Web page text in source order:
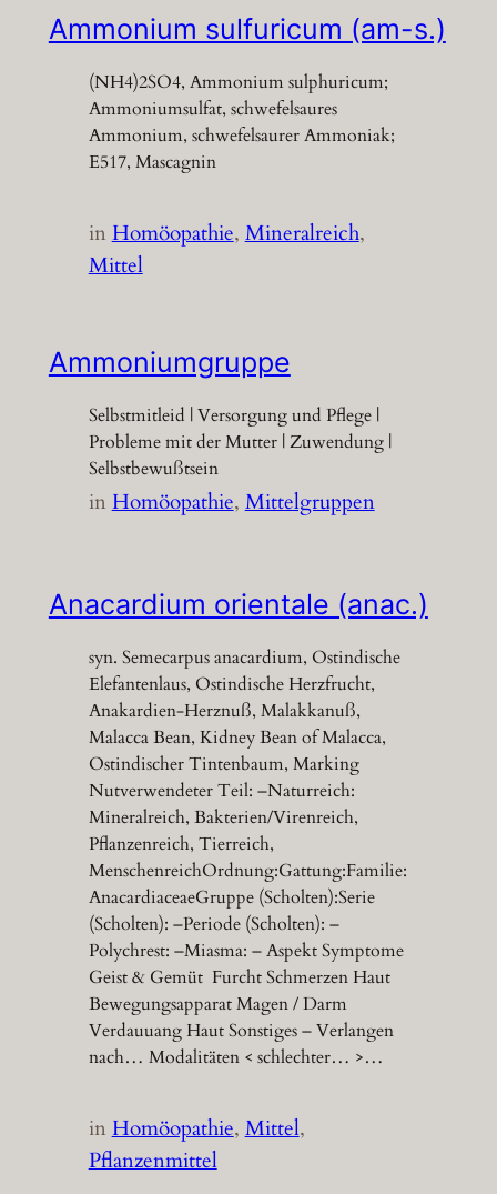
Ammonium sulfuricum (am-s.)
(NH4)2SO4, Ammonium sulphuricum;
Ammoniumsulfat, schwefelsaures
Ammonium, schwefelsaurer Ammoniak;
E517, Mascagnin
inHomöopathie, Mineralreich
Mittel
Ammoniumgruppe
Selbstmitleid | Versorgung und Pflege |
Probleme mit der Mutter | Zuwendung |
Selbstbewußtsein
inHomöopathie, Mittelgruppen
Anacardium orientale (anac.)
syn. Semecarpus anacardium, Ostindische
Elefantenlaus, Ostindische Herzfrucht,
Anakardien-Herznuß, Malakkanuß,
Malacca Bean, Kidney Bean of Malacca,
Ostindischer Tintenbaum, Marking
Nutverwendeter Teil: –Naturreich:
Mineralreich, Bakterien/Virenreich,
Pflanzenreich, Tierreich,
MenschenreichOrdnung:Gattung:Familie:
AnacardiaceaeGruppe (Scholten):Serie
(Scholten): –Periode (Scholten): –
Polychrest: –Miasma: – Aspekt Symptome
Geist & Gemüt Furcht Schmerzen Haut
Bewegungsapparat Magen / Darm
Verdauuang Haut Sonstiges – Verlangen
nach… Modalitäten < schlechter… >…
inHomöopathie, Mittel
Pflanzenmittel